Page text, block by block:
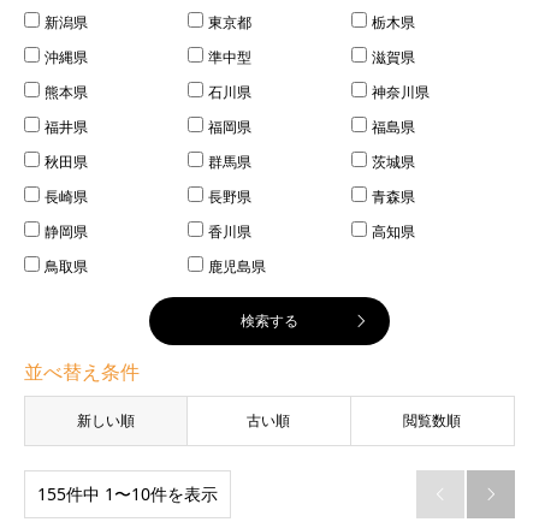
新潟県
東京都
栃木県
沖縄県
準中型
滋賀県
熊本県
石川県
神奈川県
福井県
福岡県
福島県
秋田県
群馬県
茨城県
長崎県
長野県
青森県
静岡県
香川県
高知県
鳥取県
鹿児島県
並べ替え条件
新しい順 古い順 閲覧数順
155件中 1〜10件を表示  